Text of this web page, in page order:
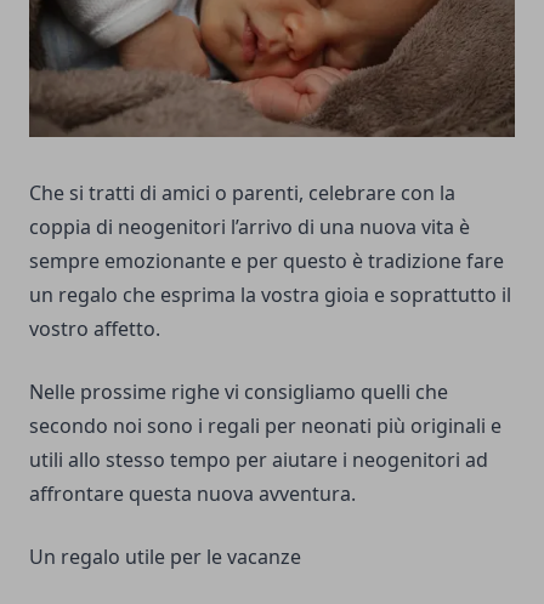
Che si tratti di amici o parenti, celebrare con la
coppia di neogenitori l’arrivo di una nuova vita è
sempre emozionante e per questo è tradizione fare
un regalo che esprima la vostra gioia e soprattutto il
vostro affetto.
Nelle prossime righe vi consigliamo quelli che
secondo noi sono i regali per neonati più originali e
utili allo stesso tempo per aiutare i neogenitori ad
affrontare questa nuova avventura.
Un regalo utile per le vacanze